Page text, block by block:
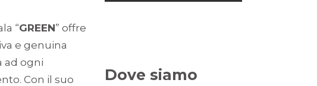
“GREEN” offre
e genuina
ad ogni
Con il suo
Dove siamo